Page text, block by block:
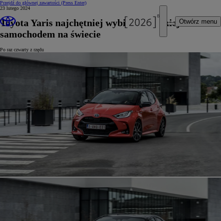
Przejdź do głównej zawartości (Press Enter)
Otwórz menu
23 lutego 2024
Toyota Yaris najchętniej wybieranym miejskim
samochodem na świecie
Po raz czwarty z rzędu